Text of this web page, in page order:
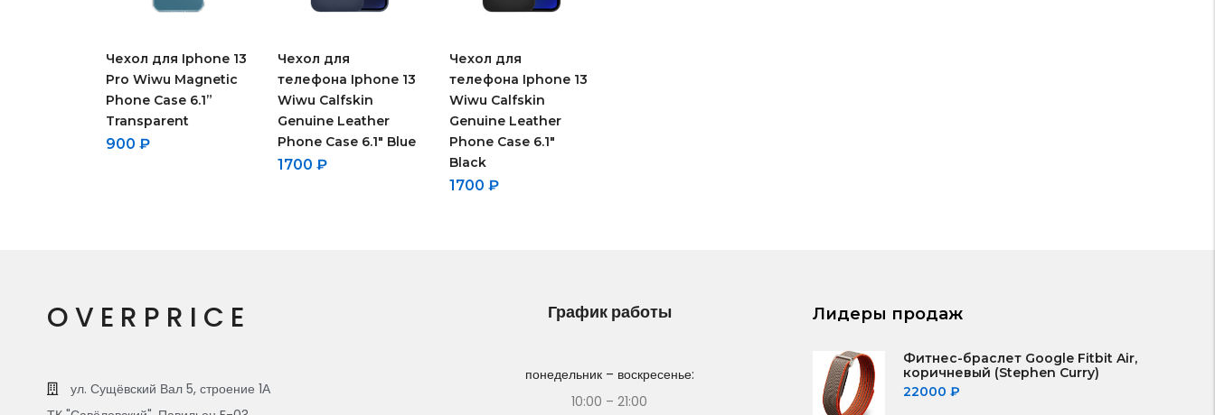
Чехол для Iphone 13
Pro Wiwu Magnetic
Phone Case 6.1”
Transparent
900 ₽
Чехол для
телефона Iphone 13
Wiwu Calfskin
Genuine Leather
Phone Case 6.1″ Blue
1700 ₽
Чехол для
телефона Iphone 13
Wiwu Calfskin
Genuine Leather
Phone Case 6.1″
Black
1700 ₽
OVERPRICE
ул. Сущёвский Вал 5, строение 1А
График работы
понедельник – воскресенье:
10:00 – 21:00
Лидеры продаж
Фитнес-браслет Google Fitbit Air,
коричневый (Stephen Curry)
22000 ₽